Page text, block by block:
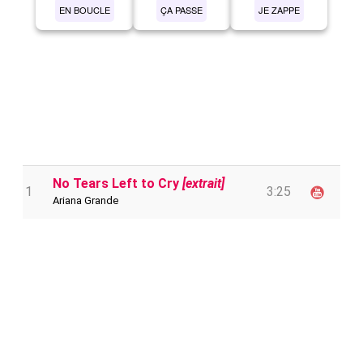
EN BOUCLE ÇA PASSE JE ZAPPE
1
No Tears Left to Cry [extrait]
Ariana Grande
3:25